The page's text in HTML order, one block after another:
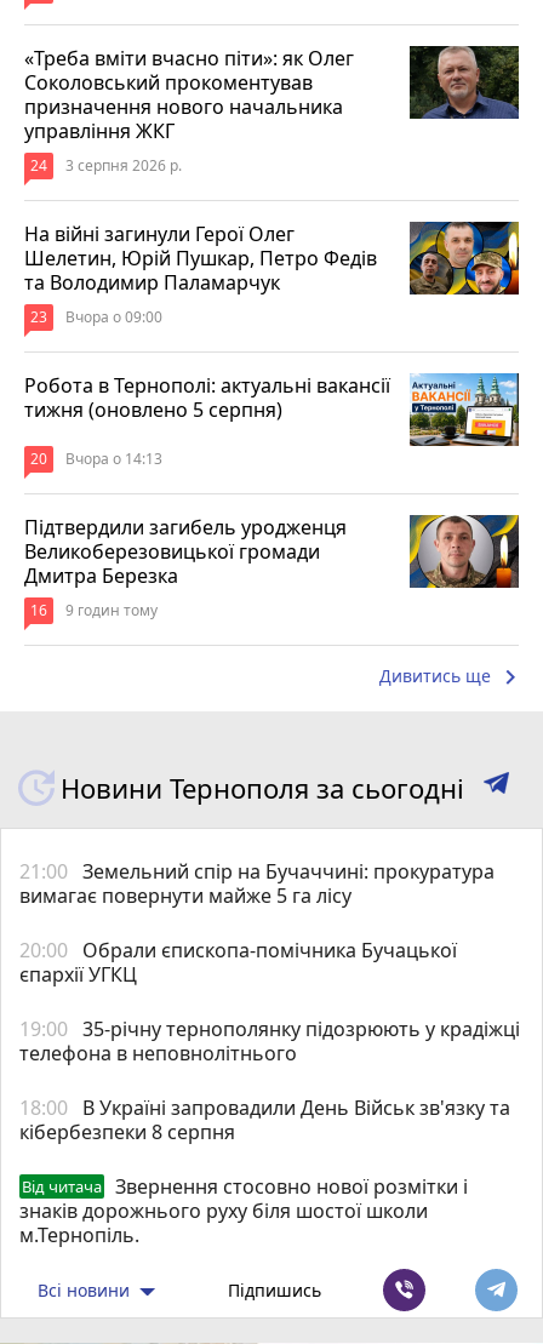
«Треба вміти вчасно піти»: як Олег
Соколовський прокоментував
призначення нового начальника
управління ЖКГ
24 3 серпня 2026 р.
На війні загинули Герої Олег
Шелетин, Юрій Пушкар, Петро Федів
та Володимир Паламарчук
23 Вчора о 09:00
Робота в Тернополі: актуальні вакансії
тижня (оновлено 5 серпня)
20 Вчора о 14:13
Підтвердили загибель уродженця
Великоберезовицької громади
Дмитра Березка
16 9 годин тому
Дивитись ще keyboard_arrow_right
Новини Тернополя за сьогодні
21:00 Земельний спір на Бучаччині: прокуратура
вимагає повернути майже 5 га лісу
20:00 Обрали єпископа-помічника Бучацької
єпархії УГКЦ
19:00 35-річну тернополянку підозрюють у крадіжці
телефона в неповнолітнього
18:00 В Україні запровадили День Військ зв'язку та
кібербезпеки 8 серпня
Від читача
Звернення стосовно нової розмітки і
знаків дорожнього руху біля шостої школи
м.Тернопіль.
Всі новини Підпишись